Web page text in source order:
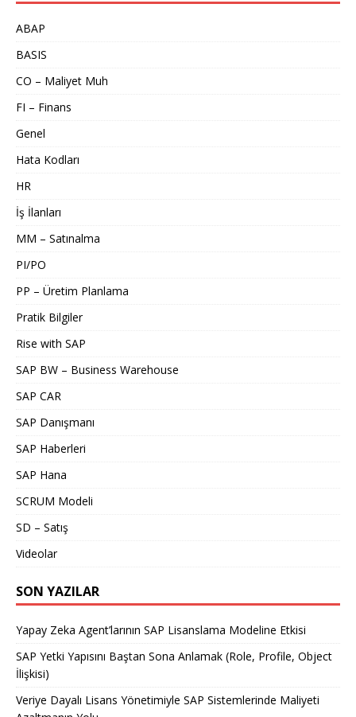
ABAP
BASIS
CO – Maliyet Muh
FI – Finans
Genel
Hata Kodları
HR
İş İlanları
MM – Satınalma
PI/PO
PP – Üretim Planlama
Pratik Bilgiler
Rise with SAP
SAP BW – Business Warehouse
SAP CAR
SAP Danışmanı
SAP Haberleri
SAP Hana
SCRUM Modeli
SD – Satış
Videolar
SON YAZILAR
Yapay Zeka Agent’larının SAP Lisanslama Modeline Etkisi
SAP Yetki Yapısını Baştan Sona Anlamak (Role, Profile, Object
İlişkisi)
Veriye Dayalı Lisans Yönetimiyle SAP Sistemlerinde Maliyeti